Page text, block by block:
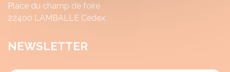
Place du champ de foire
22400 LAMBALLE Cedex
NEWSLETTER